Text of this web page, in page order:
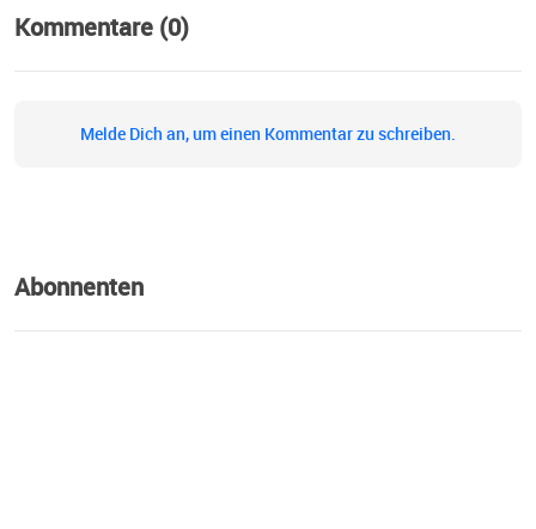
Kommentare (0)
Melde Dich an, um einen Kommentar zu schreiben.
Abonnenten